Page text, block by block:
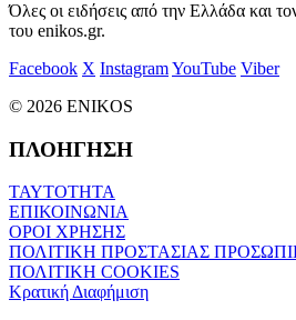
Όλες οι ειδήσεις από την Ελλάδα και
του enikos.gr.
Facebook X InstagramYouTube Viber
© 2026 ENIKOS
ΠΛΟΗΓΗΣΗ
ΤΑΥΤΟΤΗΤΑ
ΕΠΙΚΟΙΝΩΝΙΑ
ΟΡΟΙ ΧΡΗΣΗΣ
ΠΟΛΙΤΙΚΗ ΠΡΟΣΤΑΣΙΑΣ
ΠΟΛΙΤΙΚΗ COOKIES
Κρατική Διαφήμιση